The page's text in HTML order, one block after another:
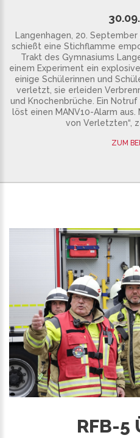
Langenhagen, 20.
schießt eine Stichflamme
Trakt des Gymnasiums
einem Experiment ein
einige Schülerinnen und
verletzt, sie erleiden
und Knochenbrüche. Ein
löst einen MANV10-Alarm
von Verletzten“,
ZUM
RFB-5